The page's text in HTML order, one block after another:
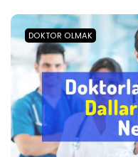
DOKTOR OLMAK